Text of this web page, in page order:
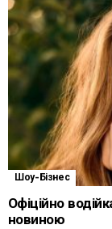
Шоу-Бізнес
Офіційно
новиною